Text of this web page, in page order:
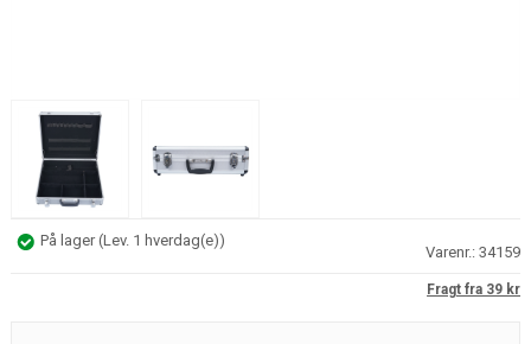
På lager(Lev. 1 hverdag(e))
Varenr.:34159
Fragt fra 39 kr